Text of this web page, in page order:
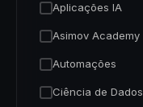
Aplicações IA
Asimov Academy
Automações
Ciência de Dados